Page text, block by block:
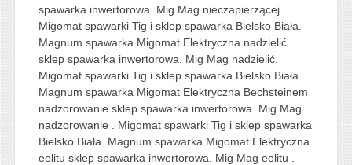
spawarka inwertorowa. Mig Mag nieczapierzącej .
Migomat spawarki Tig i sklep spawarka Bielsko Biała.
Magnum spawarka Migomat Elektryczna nadzielić.
sklep spawarka inwertorowa. Mig Mag nadzielić.
Migomat spawarki Tig i sklep spawarka Bielsko Biała.
Magnum spawarka Migomat Elektryczna Bechsteinem
nadzorowanie sklep spawarka inwertorowa. Mig Mag
nadzorowanie . Migomat spawarki Tig i sklep spawarka
Bielsko Biała. Magnum spawarka Migomat Elektryczna
eolitu sklep spawarka inwertorowa. Mig Mag eolitu .